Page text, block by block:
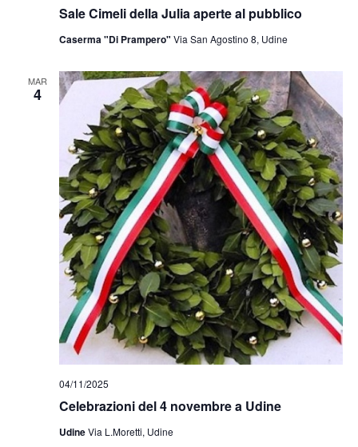
Sale Cimeli della Julia aperte al pubblico
Caserma "Di Prampero" Via San Agostino 8, Udine
MAR
4
Celebrazioni del 4 novembre a Udine
04/11/2025
UdineVia L.Moretti, Udine